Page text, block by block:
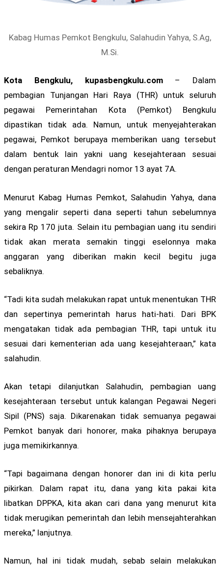
Kabag Humas Pemkot Bengkulu, Salahudin Yahya, S.Ag,
M.Si.
Kota Bengkulu, kupasbengkulu.com– Dalam
pembagian Tunjangan Hari Raya (THR) untuk seluruh
pegawai Pemerintahan Kota (Pemkot) Bengkulu
dipastikan tidak ada. Namun, untuk menyejahterakan
pegawai, Pemkot berupaya memberikan uang tersebut
dalam bentuk lain yakni uang kesejahteraan sesuai
dengan peraturan Mendagri nomor 13 ayat 7A.
Menurut Kabag Humas Pemkot, Salahudin Yahya, dana
yang mengalir seperti dana seperti tahun sebelumnya
sekira Rp 170 juta. Selain itu pembagian uang itu sendiri
tidak akan merata semakin tinggi eselonnya maka
anggaran yang diberikan makin kecil begitu juga
sebaliknya.
“Tadi kita sudah melakukan rapat untuk menentukan THR
dan sepertinya pemerintah harus hati-hati. Dari BPK
mengatakan tidak ada pembagian THR, tapi untuk itu
sesuai dari kementerian ada uang kesejahteraan,” kata
salahudin.
Akan tetapi dilanjutkan Salahudin, pembagian uang
kesejahteraan tersebut untuk kalangan Pegawai Negeri
Sipil (PNS) saja. Dikarenakan tidak semuanya pegawai
Pemkot banyak dari honorer, maka pihaknya berupaya
juga memikirkannya.
“Tapi bagaimana dengan honorer dan ini di kita perlu
pikirkan. Dalam rapat itu, dana yang kita pakai kita
libatkan DPPKA, kita akan cari dana yang menurut kita
tidak merugikan pemerintah dan lebih mensejahterahkan
mereka,” lanjutnya.
Namun, hal ini tidak mudah, sebab selain melakukan